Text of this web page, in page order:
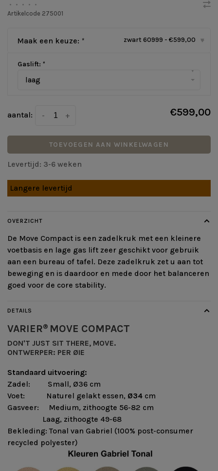
• • • •
•
Artikelcode 275001
Maak een keuze: * zwart 60999 - €599,00 ▾
Gaslift: *
laag
▾
aantal: +
- €599,00
TOEVOEGEN AAN WINKELWAGEN
Levertijd: 3-6 weken
Langere levertijd
OVERZICHT
De Move Compact is een zadelkruk met een kleinere
voetbasis en lage gas lift zeer geschikt voor gebruik
aan een bureau of tafel. Deze zadelkruk zet u aan tot
beweging en is daardoor en mede door het balanceren
goed voor de core stability.
DETAILS
VARIER® MOVE COMPACT
DON'T JUST SIT THERE, MOVE.
ONTWERPER: PER ØIE
Standaard uitvoering:
Zadel: Small, Ø36 cm
Voet: Naturel gelakt essen, Ø34 cm
Gasveer: Medium, zithoogte 56-82 cm
Laag, zithoogte 49-68
Bekleding: Tonal van Gabriel (100% post-consumer
recycled polyester)